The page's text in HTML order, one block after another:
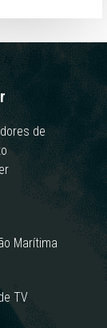
de
Marítima
TV